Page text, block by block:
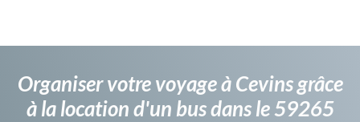
Organiser votre voyage à Cevins grâce
à la location d'un bus dans le 59265